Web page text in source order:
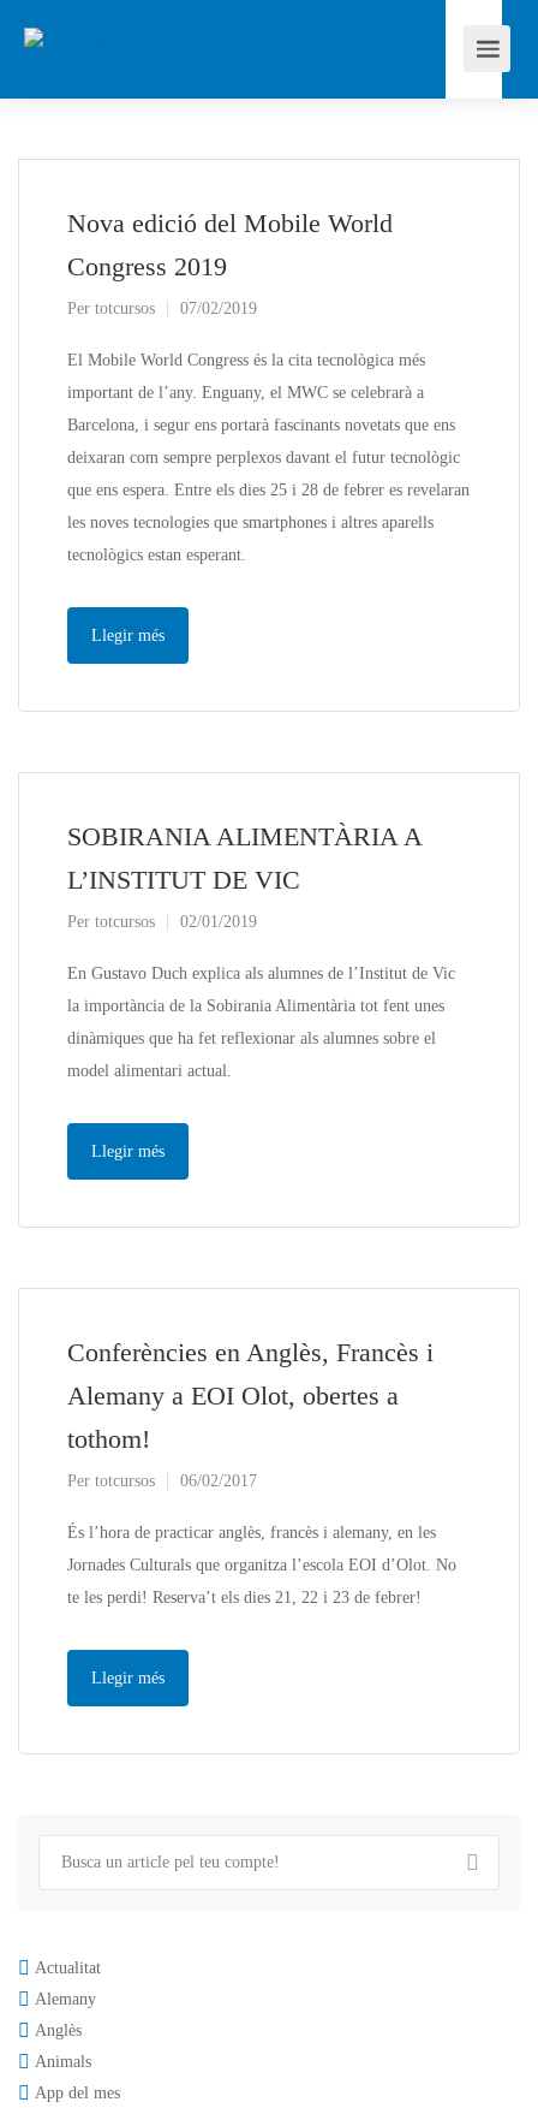
Nova edició del Mobile World
Congress 2019
Per totcursos 07/02/2019
El Mobile World Congress és la cita tecnològica més
important de l’any. Enguany, el MWC se celebrarà a
Barcelona, i segur ens portarà fascinants novetats que ens
deixaran com sempre perplexos davant el futur tecnològic
que ens espera. Entre els dies 25 i 28 de febrer es revelaran
les noves tecnologies que smartphones i altres aparells
tecnològics estan esperant.
Llegir més
SOBIRANIA ALIMENTÀRIA A
L’INSTITUT DE VIC
Per totcursos 02/01/2019
En Gustavo Duch explica als alumnes de l’Institut de Vic
la importància de la Sobirania Alimentària tot fent unes
dinàmiques que ha fet reflexionar als alumnes sobre el
model alimentari actual.
Llegir més
Conferències en Anglès, Francès i
Alemany a EOI Olot, obertes a
tothom!
Per totcursos 06/02/2017
És l’hora de practicar anglès, francès i alemany, en les
Jornades Culturals que organitza l’escola EOI d’Olot. No
te les perdi! Reserva’t els dies 21, 22 i 23 de febrer!
Llegir més
Actualitat
Alemany
Anglès
Animals
App del mes